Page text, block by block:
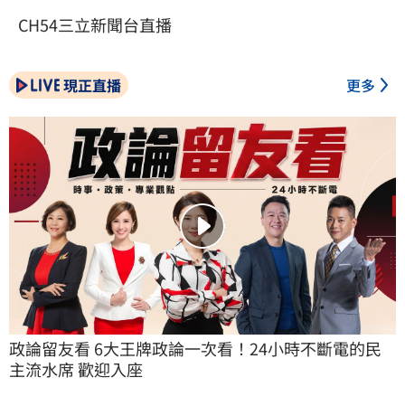
CH54三立新聞台直播
現正直播 更多
政論留友看 6大王牌政論一次看！24小時不斷電的民
主流水席 歡迎入座